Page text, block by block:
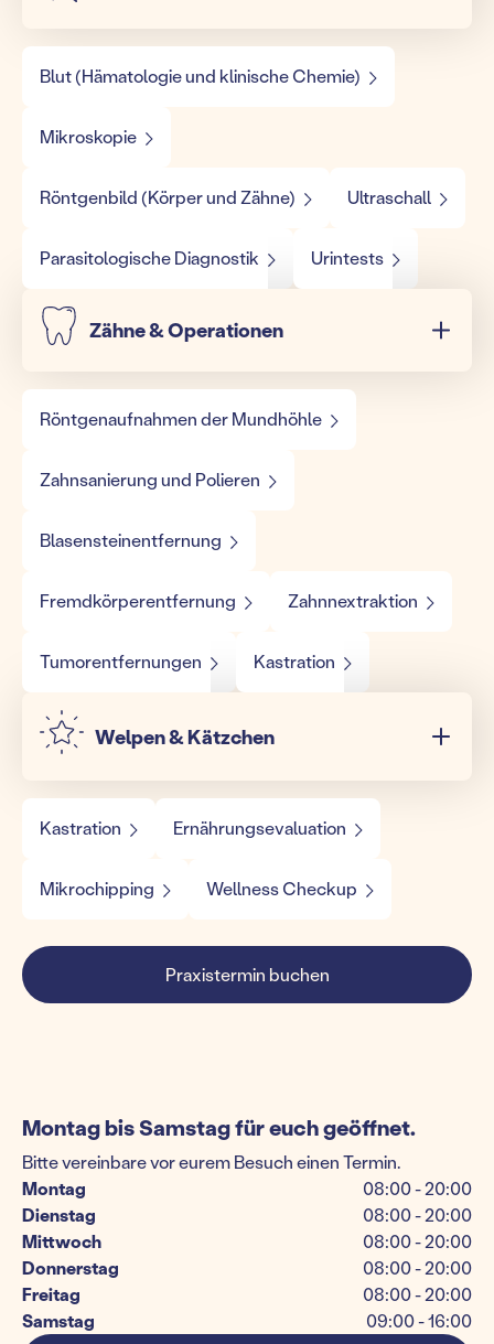
Blut (Hämatologie und klinische Chemie)
Mikroskopie
Röntgenbild (Körper und Zähne) Ultraschall
Parasitologische Diagnostik Urintests
Zähne & Operationen
Röntgenaufnahmen der Mundhöhle
Zahnsanierung und Polieren
Blasensteinentfernung
Fremdkörperentfernung Zahnnextraktion
Tumorentfernungen Kastration
Welpen & Kätzchen
Kastration Ernährungsevaluation
Mikrochipping Wellness Checkup
Praxistermin buchen
Montag bis Samstag für euch geöffnet.
Bitte vereinbare vor eurem Besuch einen Termin.
Montag
08:00 - 20:00
Dienstag
08:00 - 20:00
Mittwoch
08:00 - 20:00
Donnerstag
08:00 - 20:00
Freitag
08:00 - 20:00
Samstag
09:00 - 16:00